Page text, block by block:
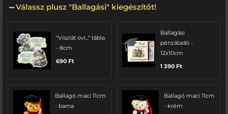
Válassz plusz "Ballagási" kiegészítőt!
"Viszlát ovi..." tábla
- 8cm
690 Ft
Ballagási
pénzátadó -
12x10cm
1 390 Ft
Ballagó maci 11cm
- barna
Ballagó maci 11cm
- krém